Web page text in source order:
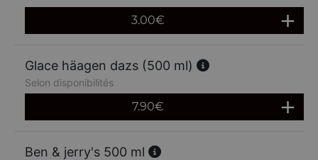
3.00€
Glace häagen dazs (500 ml)
Selon disponibilités
7.90€
Ben & jerry's 500 ml